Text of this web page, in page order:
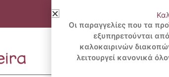
Search
...
Οι παραγγελίες που τα
εξυπηρετούνται
καλοκαιρινών
λειτουργεί κανονικά